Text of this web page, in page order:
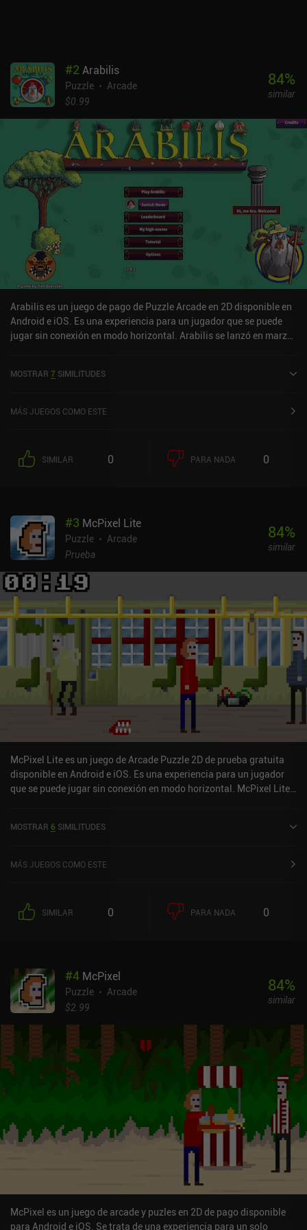
#2 Arabilis
Puzzle
Arcade
$0.99
84%
similar
Arabilis es un juego de pago de Puzzle Arcade en 2D disponible en
Android e iOS. Es una experiencia para un jugador que se puede
jugar sin conexión en modo horizontal. Arabilis se lanzó en marzo
MOSTRAR 7 SIMILITUDES
MÁS JUEGOS COMO ESTE
SIMILAR 0 PARA NADA 0
#3 McPixel Lite
Puzzle
Arcade
Prueba
84%
similar
McPixel Lite es un juego de Arcade Puzzle 2D de prueba gratuita
disponible en Android e iOS. Es una experiencia para un jugador
que se puede jugar sin conexión en modo horizontal. McPixel Lite
MOSTRAR 6 SIMILITUDES
MÁS JUEGOS COMO ESTE
SIMILAR 0 PARA NADA 0
#4 McPixel
Puzzle
Arcade
$2.99
84%
similar
McPixel es un juego de arcade y puzles en 2D de pago disponible
para Android e iOS. Se trata de una experiencia para un solo